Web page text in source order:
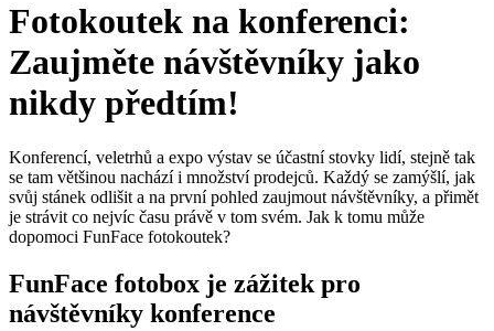
Fotokoutek na konferenci:
Zaujměte návštěvníky jako
nikdy předtím!
Konferencí, veletrhů a expo výstav se účastní stovky lidí, stejně tak
se tam většinou nachází i množství prodejců. Každý se zamýšlí, jak
svůj stánek odlišit a na první pohled zaujmout návštěvníky, a přimět
je strávit co nejvíc času právě v tom svém. Jak k tomu může
dopomoci FunFace fotokoutek?
FunFace fotobox je zážitek pro
návštěvníky konference